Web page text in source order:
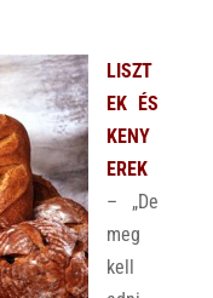
LISZT
EK ÉS
KENY
EREK
– „De
meg
kell